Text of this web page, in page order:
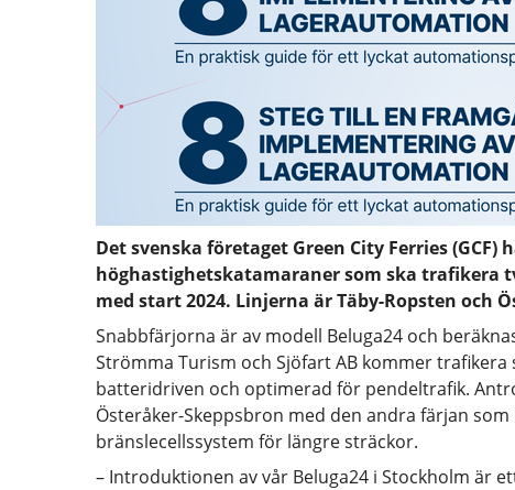
Det svenska företaget Green City Ferries
höghastighetskatamaraner som ska trafikera
med start 2024. Linjerna är Täby-Ropsten och
Snabbfärjorna är av modell Beluga24 och
Strömma Turism och Sjöfart AB kommer
batteridriven och optimerad för pendeltrafik.
Österåker-Skeppsbron med den andra färjan
bränslecellssystem för längre sträckor.
– Introduktionen av vår Beluga24 i Stockholm är